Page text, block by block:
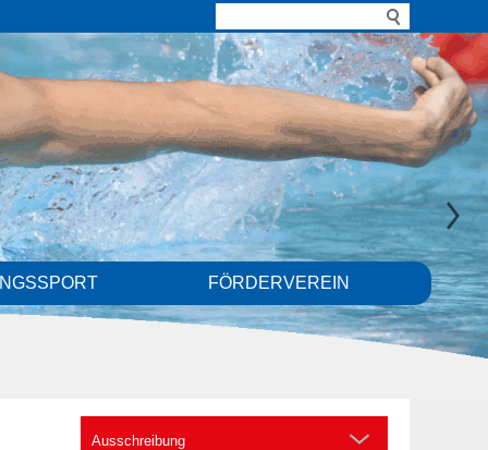
FÖRDERVEREIN
Ausschreibung